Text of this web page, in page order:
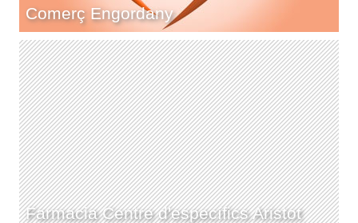
Comerç Engordany
Farmacia Centre d'específics Aristot